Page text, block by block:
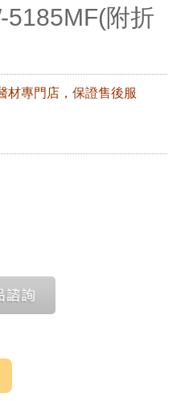
5185MF(附折
材專門店，保證售後服